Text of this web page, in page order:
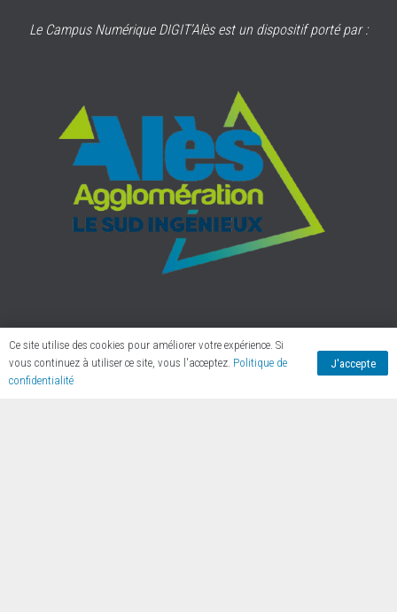
Le Campus Numérique DIGIT’Alès est un dispositif porté par :
CAMPUS DIGIT’ALÈS
FORMATIONS
Ce site utilise des cookies pour améliorer votre expérience. Si
vous continuez à utiliser ce site, vous l'acceptez. Politique de
confidentialité
J'accepte